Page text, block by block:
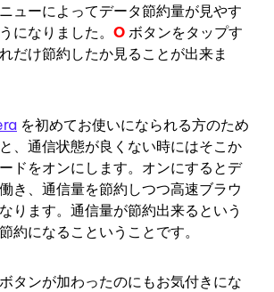
ューによってデータ節約量が見やす
になりました。 O ボタンをタップす
だけ節約したか見ることが出来ま
を初めてお使いになられる方のため
、通信状態が良くない時にはそこか
ドをオンにします。オンにするとデ
き、通信量を節約しつつ高速ブラウ
ります。通信量が節約出来るという
約になるこということです。
タンが加わったのにもお気付きにな